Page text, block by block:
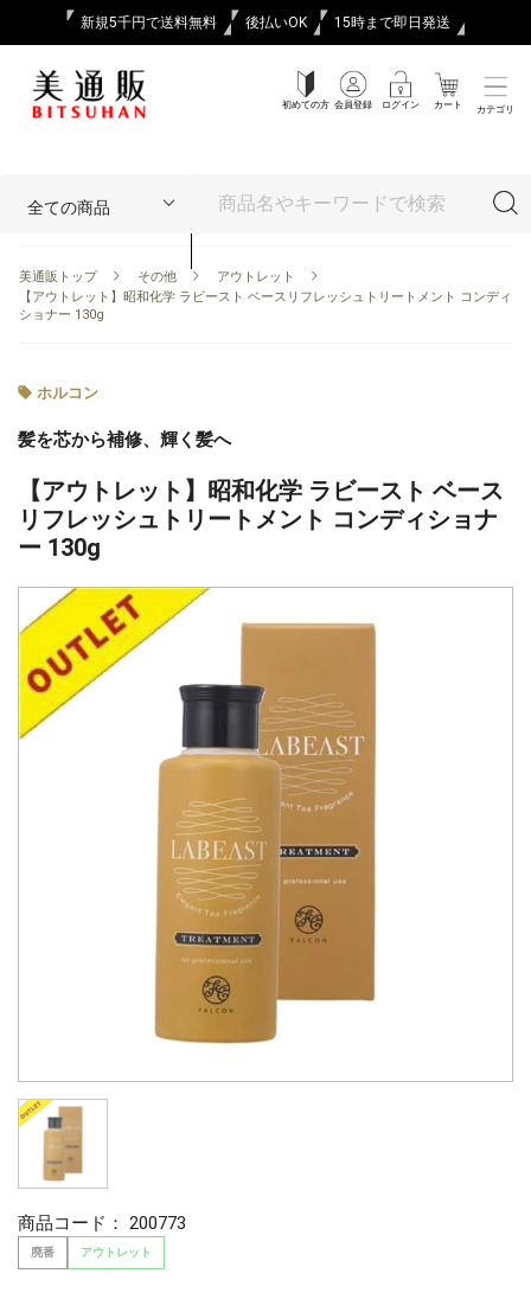
新規5千円で送料無料 後払いOK 15時まで即日発送
初めての方 会員登録 ログイン カート カテゴリ
美通販トップ その他
アウトレット
【アウトレット】昭和化学 ラビースト ベースリフレッシュトリートメント コンディ
ショナー 130g
ホルコン
髪を芯から補修、輝く髪へ
【アウトレット】昭和化学 ラビースト ベース
リフレッシュトリートメント コンディショナ
ー 130g
商品コード： 200773
廃番 アウトレット